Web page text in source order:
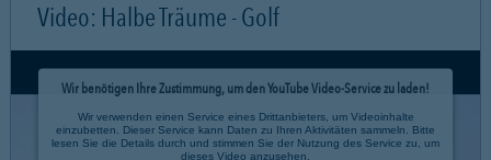
Video: Halbe Träume - Golf
Wir benötigen Ihre Zustimmung, um den YouTube Video-Service zu laden!
Wir verwenden einen Service eines Drittanbieters, um Videoinhalte
einzubetten. Dieser Service kann Daten zu Ihren Aktivitäten sammeln. Bitte
lesen Sie die Details durch und stimmen Sie der Nutzung des Service zu, um
dieses Video anzusehen.